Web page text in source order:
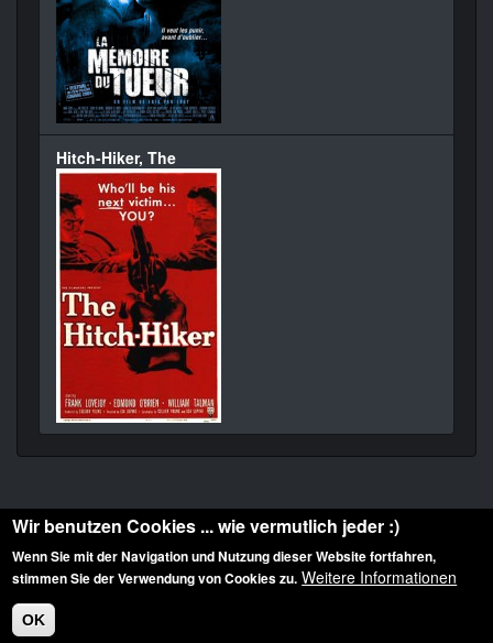
Hitch-Hiker, The
Diese Website ist urheberrechtlich geschützt: © 2010-2026 der Film Noir de. Alle
Rechte vorbehalten.
Wir benutzen Cookies ... wie vermutlich jeder :)
Wenn Sie mit der Navigation und Nutzung dieser Website fortfahren,
stimmen Sie der Verwendung von Cookies zu. Weitere Informationen
OK